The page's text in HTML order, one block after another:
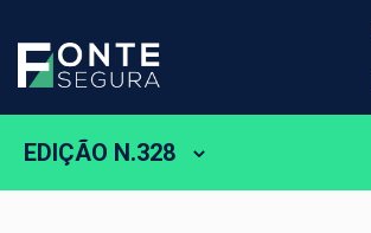
EDIÇÃO N.328